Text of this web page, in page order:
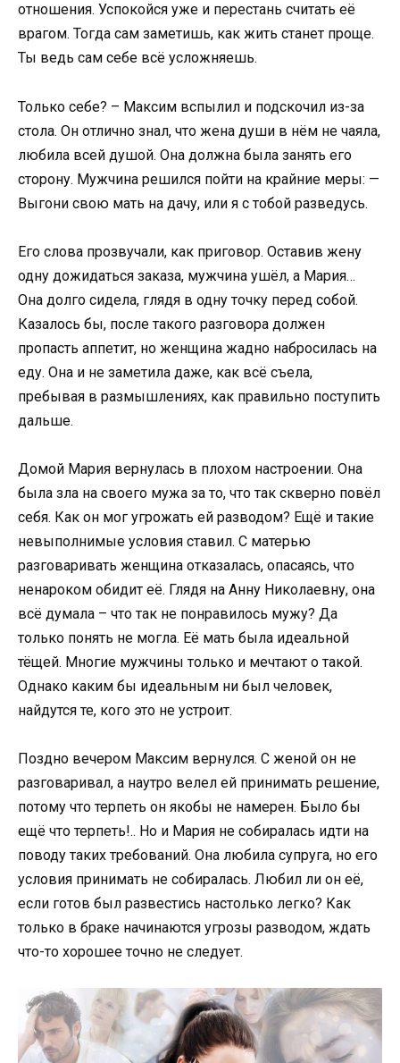
отношения. Успокойся уже и перестань считать её
врагом. Тогда сам заметишь, как жить станет проще.
Ты ведь сам себе всё усложняешь.
Только себе? – Максим вспылил и подскочил из-за
стола. Он отлично знал, что жена души в нём не чаяла,
любила всей душой. Она должна была занять его
сторону. Мужчина решился пойти на крайние меры: —
Выгони свою мать на дачу, или я с тобой разведусь.
Его слова прозвучали, как приговор. Оставив жену
одну дожидаться заказа, мужчина ушёл, а Мария…
Она долго сидела, глядя в одну точку перед собой.
Казалось бы, после такого разговора должен
пропасть аппетит, но женщина жадно набросилась на
еду. Она и не заметила даже, как всё съела,
пребывая в размышлениях, как правильно поступить
дальше.
Домой Мария вернулась в плохом настроении. Она
была зла на своего мужа за то, что так скверно повёл
себя. Как он мог угрожать ей разводом? Ещё и такие
невыполнимые условия ставил. С матерью
разговаривать женщина отказалась, опасаясь, что
ненароком обидит её. Глядя на Анну Николаевну, она
всё думала – что так не понравилось мужу? Да
только понять не могла. Её мать была идеальной
тёщей. Многие мужчины только и мечтают о такой.
Однако каким бы идеальным ни был человек,
найдутся те, кого это не устроит.
Поздно вечером Максим вернулся. С женой он не
разговаривал, а наутро велел ей принимать решение,
потому что терпеть он якобы не намерен. Было бы
ещё что терпеть!.. Но и Мария не собиралась идти на
поводу таких требований. Она любила супруга, но его
условия принимать не собиралась. Любил ли он её,
если готов был развестись настолько легко? Как
только в браке начинаются угрозы разводом, ждать
что-то хорошее точно не следует.